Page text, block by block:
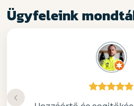
Ügyfeleink